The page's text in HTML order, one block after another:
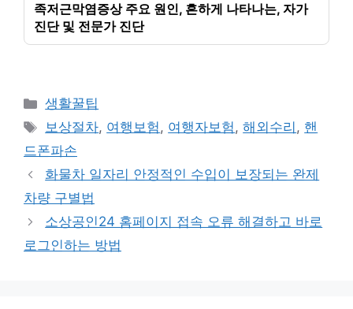
족저근막염증상 주요 원인, 흔하게 나타나는, 자가
진단 및 전문가 진단
카
테
리
생활꿀팁
태
그
보상절차, 여행보험, 여행자보험,해외수리 , 핸
드폰파손
화물차 일자리 안정적인 수입이 보장되는 완제
차량 구별법
소상공인24 홈페이지 접속 오류 해결하고 바로
로그인하는 방법